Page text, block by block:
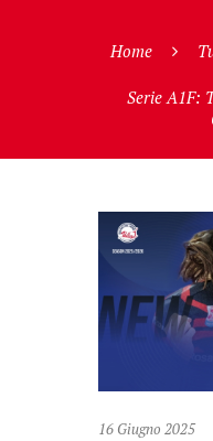
Home
Serie A1F:
16 Giugno 2025